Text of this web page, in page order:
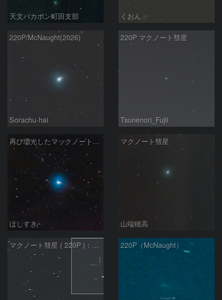
天文バカボン町田支部 くおん
220P/McNaught(2026)
Sorachu-hai
220P マクノート彗星
Tsunenori_Fujii
再び増光したマックノート彗星 220P
ほしすき
マクノート彗星
山端穂高
マクノート彗星 ( 220P )：2026/07/27 220P（McNaught）